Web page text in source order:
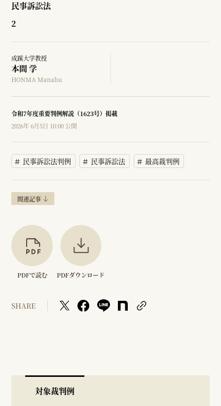
民事訴訟法
2
成蹊大学教授
本間 学
HONMA Manabu
令和7年度重要判例解説（1623号）掲載
2026年 6月5日 10:00 公開
民事訴訟法判例 民事訴訟法 最高裁判例
関連記事
PDFで読む PDFダウンロード
SHARE
対象裁判例